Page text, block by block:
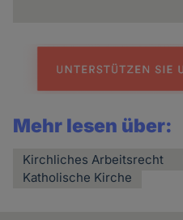
Mehr lesen über:
Kirchliches Arbeitsrecht
Katholische Kirche